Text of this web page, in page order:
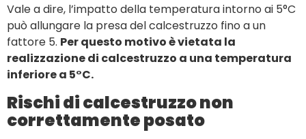
Vale a dire, l’impatto della temperatura intorno ai 5°C
può allungare la presa del calcestruzzo fino a un
fattore 5. Per questo motivo è vietata la
realizzazione di calcestruzzo a una temperatura
inferiore a 5°C.
Rischi di calcestruzzo non
correttamente posato